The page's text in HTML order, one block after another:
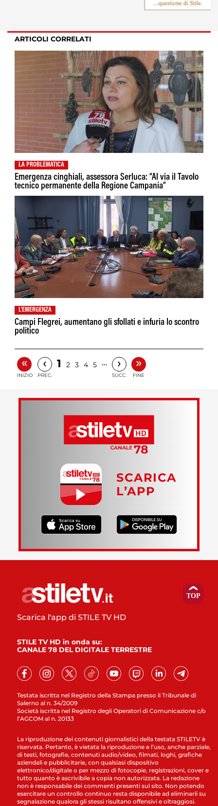
ARTICOLI CORRELATI
LA PROBLEMATICA
Emergenza cinghiali, assessora Serluca: “Al via il Tavolo
tecnico permanente della Regione Campania”
L'EMERGENZA
Campi Flegrei, aumentano gli sfollati e infuria lo scontro
politico
«
INIZIO
‹
PREC.
1 2 3 4 5 … ›
SUCC.
»
FINE
SCARICA
L’APP
Testata iscritta nel Registro della Stampa presso il Tribunale di
Salerno al n. 34/2009
Società iscritta nel Registro degli Operatori di Comunicazione c/o
l’AGCOM al n. 20133
Scarica l'app di STILE TV HD
STILE TV HD in onda su:
CANALE 78 DEL DIGITALE TERRESTRE
La riproduzione dei contenuti giornalistici della testata STILETV è
riservata. Pertanto, è vietata la riproduzione e l’uso, anche parziale,
di testi, fotografie, contenuti audio/video, filmati, loghi, grafiche
aziendali e pubblicitarie, con qualsiasi dispositivo
elettronico/digitale o per mezzo di fotocopie, registrazioni, cover e
tutto quanto è ascrivibile a copia non autorizzata. La redazione
non è responsabile dei commenti presenti sul sito. Non potendo
esercitare un controllo continuo resta disponibile ad eliminarli su
segnalazione qualora gli stessi risultano offensivi e oltraggiosi.